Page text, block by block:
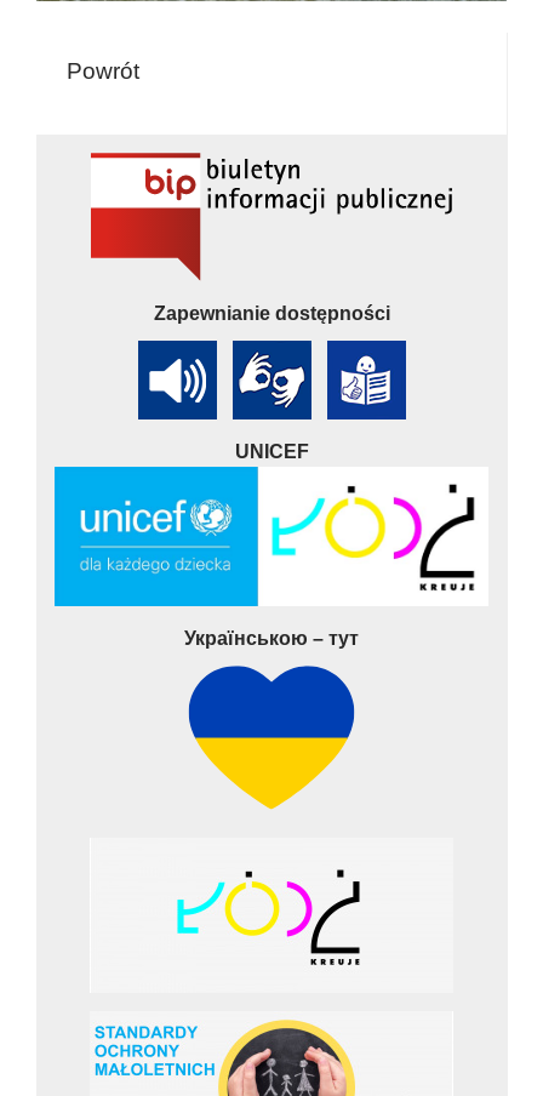
Powrót
Zapewnianie dostępności
UNICEF
Українською – тут